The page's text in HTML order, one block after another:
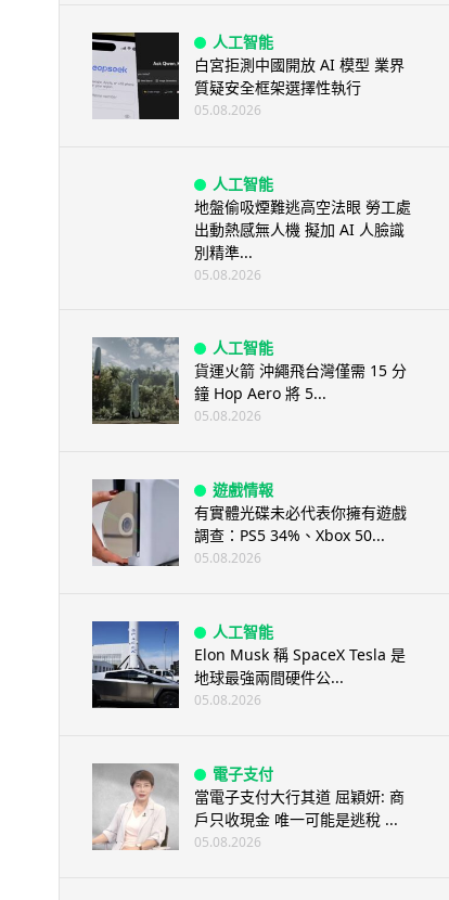
人工智能
白宮拒測中國開放 AI 模型 業界
質疑安全框架選擇性執行
05.08.2026
人工智能
地盤偷吸煙難逃高空法眼 勞工處
出動熱感無人機 擬加 AI 人臉識
別精準...
05.08.2026
人工智能
貨運火箭 沖繩飛台灣僅需 15 分
鐘 Hop Aero 將 5...
05.08.2026
遊戲情報
有實體光碟未必代表你擁有遊戲
調查：PS5 34%、Xbox 50...
05.08.2026
人工智能
Elon Musk 稱 SpaceX Tesla 是
地球最強兩間硬件公...
05.08.2026
電子支付
當電子支付大行其道 屈穎妍: 商
戶只收現金 唯一可能是逃稅 ...
05.08.2026